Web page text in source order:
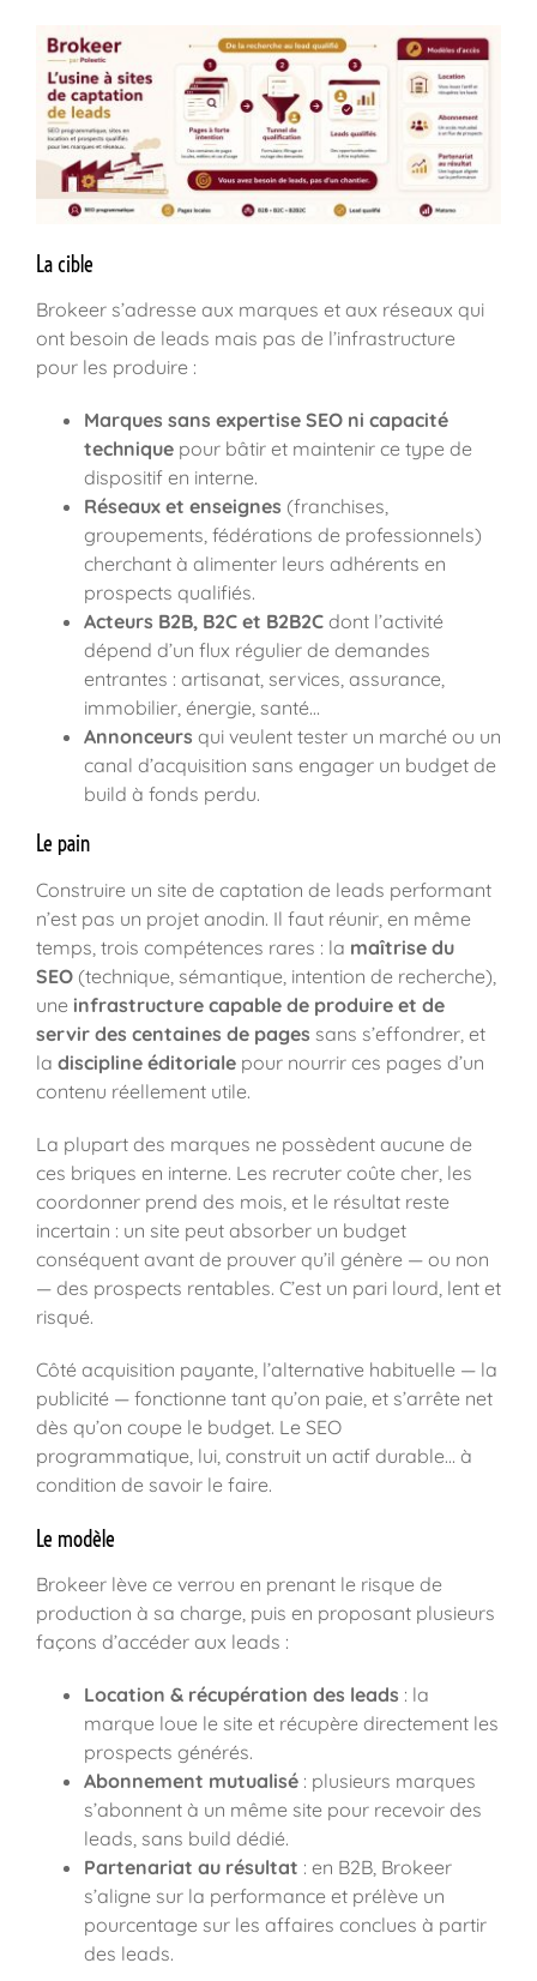
La cible
Brokeer s’adresse aux marques et aux réseaux qui
ont besoin de leads mais pas de l’infrastructure
pour les produire :
Marques sans expertise SEO ni capacité
techniquepour bâtir et maintenir ce type de
dispositif en interne.
Réseaux et enseignes (franchises,
groupements, fédérations de professionnels)
cherchant à alimenter leurs adhérents en
prospects qualifiés.
Acteurs B2B, B2C et B2B2Cdont l’activité
dépend d’un flux régulier de demandes
entrantes : artisanat, services, assurance,
immobilier, énergie, santé…
Annonceurs qui veulent tester un marché ou un
canal d’acquisition sans engager un budget de
build à fonds perdu.
Le pain
Construire un site de captation de leads performant
n’est pas un projet anodin. Il faut réunir, en même
temps, trois compétences rares : la maîtrise du
SEO(technique, sémantique, intention de recherche),
une infrastructure capable de produire et de
servir des centaines de pages sans s’effondrer, et
la discipline éditorialepour nourrir ces pages d’un
contenu réellement utile.
La plupart des marques ne possèdent aucune de
ces briques en interne. Les recruter coûte cher, les
coordonner prend des mois, et le résultat reste
incertain : un site peut absorber un budget
conséquent avant de prouver qu’il génère — ou non
— des prospects rentables. C’est un pari lourd, lent et
risqué.
Côté acquisition payante, l’alternative habituelle — la
publicité — fonctionne tant qu’on paie, et s’arrête net
dès qu’on coupe le budget. Le SEO
programmatique, lui, construit un actif durable… à
condition de savoir le faire.
Le modèle
Brokeer lève ce verrou en prenant le risque de
production à sa charge, puis en proposant plusieurs
façons d’accéder aux leads :
Location & récupération des leads : la
marque loue le site et récupère directement les
prospects générés.
Abonnement mutualisé: plusieurs marques
s’abonnent à un même site pour recevoir des
leads, sans build dédié.
Partenariat au résultat : en B2B, Brokeer
s’aligne sur la performance et prélève un
pourcentage sur les affaires conclues à partir
des leads.